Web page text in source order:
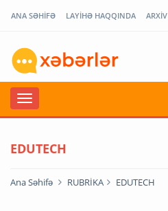
ANA SƏHİFƏ LAYİHƏ HAQQINDA ARXİV
EDUTECH
Ana Səhifə RUBRİKA EDUTECH